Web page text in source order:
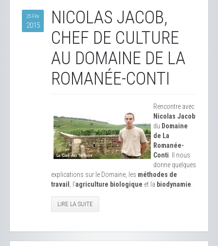
25 Fév
2015
NICOLAS JACOB,
CHEF DE CULTURE
AU DOMAINE DE LA
ROMANÉE-CONTI
Rencontre avec
Nicolas Jacob
du Domaine
de La
Romanée-
Conti . Il nous
donne quelques
explications sur le Domaine, les méthodes de
travail
, l'agriculture biologique et la biodynamie
LIRE LA SUITE